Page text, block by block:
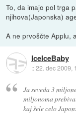
To, da imajo pol trga
njihova(Japonska)
A ne prvoščte Applu,
IceIceBaby
::22. dec 2009,
Ja seveda 3
miljonoma
kaj šele celo